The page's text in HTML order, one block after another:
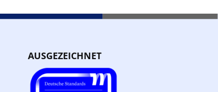
AUSGEZEICHNET